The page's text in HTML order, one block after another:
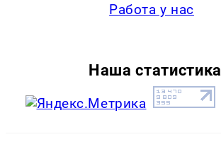
Работа у нас
Наша статистика